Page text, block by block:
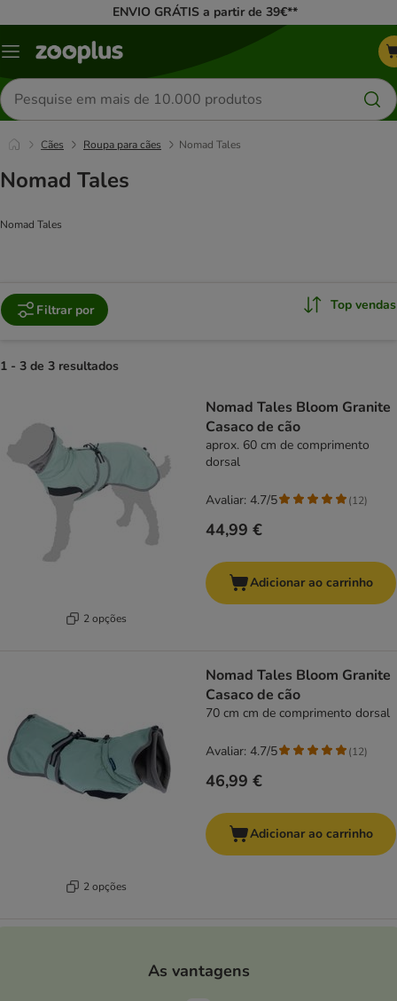
ENVIO GRÁTIS a partir de 39€**
Menu
Pesquisar
produtos
Cães Roupa para cães Nomad Tales
Nomad Tales
Nomad Tales
Filtrar por Top vendas
1 - 3 de 3 resultados
2 opções
Nomad Tales Bloom Granite
Casaco de cão
aprox. 60 cm de comprimento
dorsal
44,99 €
Avaliar: 4.7/5 (12)
Adicionar ao carrinho
2 opções
Nomad Tales Bloom Granite
Casaco de cão
70 cm cm de comprimento dorsal
46,99 €
Avaliar: 4.7/5 (12)
Adicionar ao carrinho
As vantagens